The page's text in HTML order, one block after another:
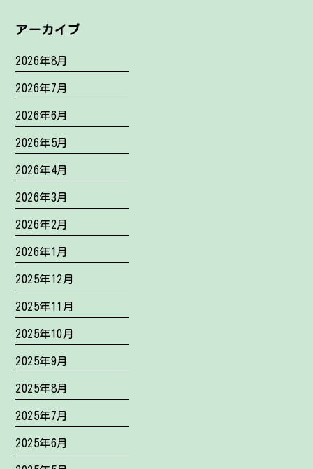
アーカイブ
2026年8月
2026年7月
2026年6月
2026年5月
2026年4月
2026年3月
2026年2月
2026年1月
2025年12月
2025年11月
2025年10月
2025年9月
2025年8月
2025年7月
2025年6月